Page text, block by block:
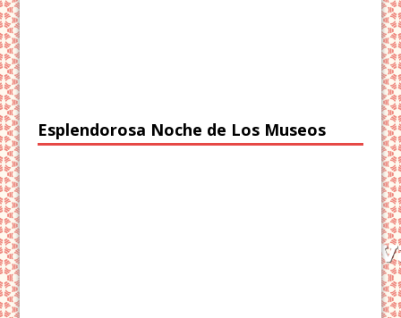
Esplendorosa Noche de Los Museos